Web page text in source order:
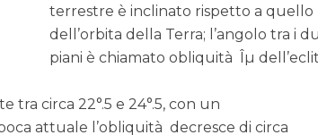
terrestre è inclinato rispetto a quello
dell’orbita della Terra; l’angolo tra i
piani è chiamato obliquità Îµ
tra circa 22°.5 e 24°.5, con un
attuale l’obliquità decresce di circa